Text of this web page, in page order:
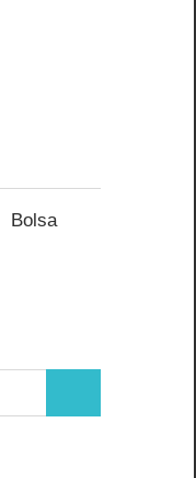
Bolsa